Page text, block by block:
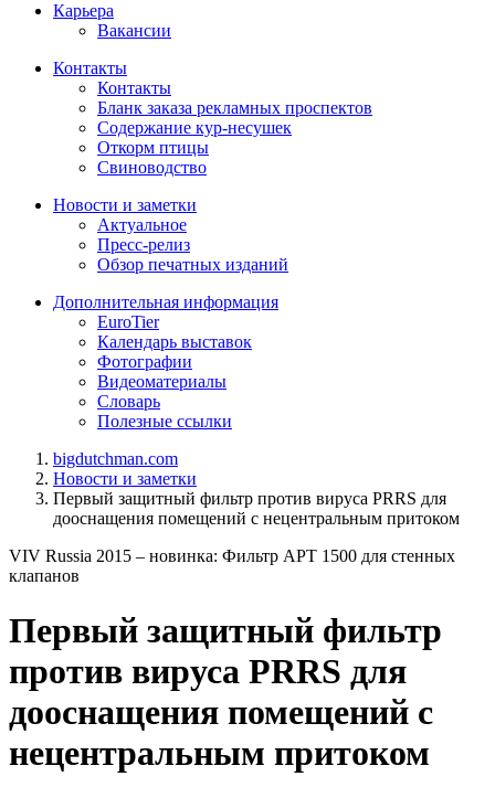
Карьера
Вакансии
Контакты
Контакты
Бланк заказа рекламных проспектов
Содержание кур-несушек
Откорм птицы
Свиноводство
Новости и заметки
Актуальное
Пресс-релиз
Обзор печатных изданий
Дополнительная информация
EuroTier
Календарь выставок
Фотографии
Видеоматериалы
Словарь
Полезные ссылки
bigdutchman.com
Новости и заметки
Первый защитный фильтр против вируса PRRS для
дооснащения помещений с нецентральным притоком
VIV Russia 2015 – новинка: Фильтр APT 1500 для стенных
клапанов
Первый защитный фильтр
против вируса PRRS для
дооснащения помещений с
нецентральным притоком